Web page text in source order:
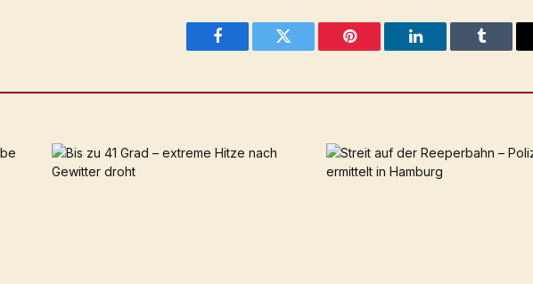
Facebook Twitter Pinterest LinkedIn Tumblr